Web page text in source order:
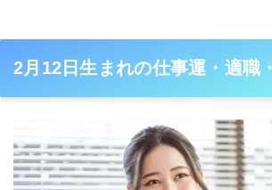
2月12日生まれの仕事運・適職